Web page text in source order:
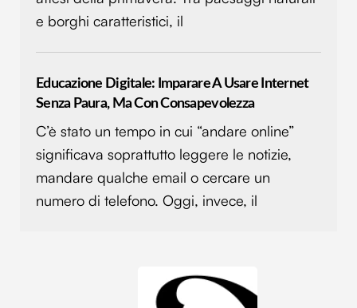
nostri partner che si occupano di analisi dei dati web,
con altre informazioni che hai fornito loro o che hanno
raccolto dal tuo utilizzo dei loro servizi.
e borghi caratteristici, il
Educazione Digitale: Imparare A Usare Internet
Senza Paura, Ma Con Consapevolezza
C’è stato un tempo in cui “andare online”
significava soprattutto leggere le notizie,
mandare qualche email o cercare un
numero di telefono. Oggi, invece, il